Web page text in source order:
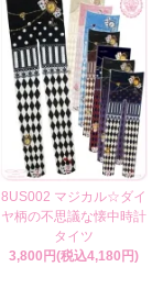
8US002 マジカル☆ダイ
ヤ柄の不思議な懐中時計
タイツ
3,800円(税込4,180円)